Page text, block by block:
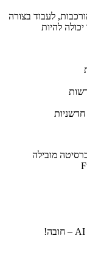
לעבוד בצורה
להיות
מובילה